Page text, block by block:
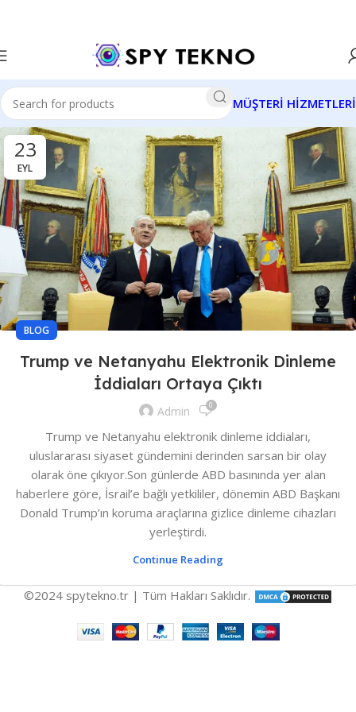
MÜŞTERİ HİZMETLERİ
23
EYL
BLOG
Trump ve Netanyahu Elektronik Dinleme
İddiaları Ortaya Çıktı
Admin 0
Trump ve Netanyahu elektronik dinleme iddiaları,
uluslararası siyaset gündemini derinden sarsan bir olay
olarak öne çıkıyor.Son günlerde ABD basınında yer alan
haberlere göre, İsrail’e bağlı yetkililer, dönemin ABD Başkanı
Donald Trump’ın koruma araçlarına gizlice dinleme cihazları
yerleştirdi.
Continue Reading
©2024 spytekno.tr | Tüm Hakları Saklıdır.